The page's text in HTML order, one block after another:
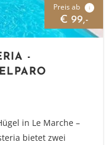
Preis ab i
€ 99,-
-
in Le Marche –
bietet zwei